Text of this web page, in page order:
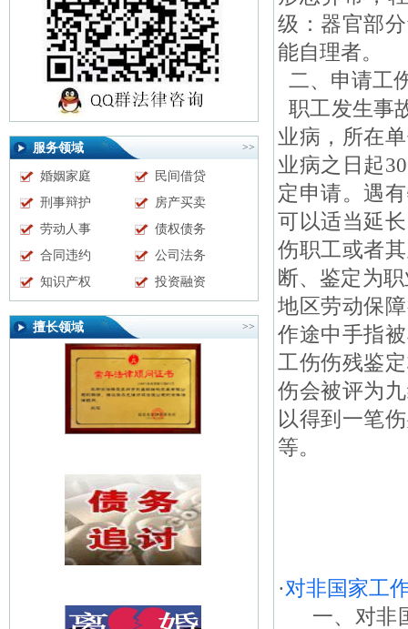
服务领域 >>
婚姻家庭
民间借贷
刑事辩护
房产买卖
劳动人事
债权债务
合同违约
公司法务
知识产权
投资融资
擅长领域 >>
级：器官部
能自理者。
二、申请工
职工发生事
业病，所在
业病之日起
定申请。遇
可以适当延
伤职工或者
断、鉴定为
地区劳动保
作途中手指
工伤伤残鉴
伤会被评为
以得到一笔
等。
·对非国家工
一、对非国